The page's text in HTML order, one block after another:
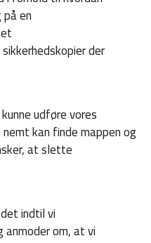
en
der
udføre vores
kan finde mappen og
at slette
indtil vi
om, at vi